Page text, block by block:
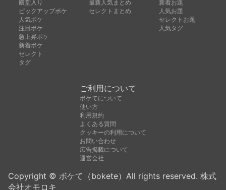
殿堂入り
ピックアップボケ
人気ボケ
注目ボケ
急上昇ボケ
新着ボケ
セレクト
タグ
最新人気まとめ
セレクトまとめ
新着お題
人気お題
セレクトお題
人気タグ
ご利用について
ボケてについて
使い方
利用規約
よくある質問
クッキーの利用について
お問い合わせ
広告掲載について
運営会社
Copyright © ボケて（bokete）All rights reserved. 株式
会社オモロキ